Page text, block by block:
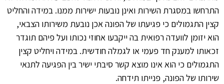
התרחשו במסגרת השירות ואינן נובעות ישירות ממנו. במידה והחליט
קצין התגמולים כי פגיעתו של הפונה אכן נובעת משירותו הצבאי,
הוא יזומן לוועדה רפואית בה ייקבעו אחוזי נכותו ועל פיהם תוגדר
זכאותו למענק חד פעמי או לגמלה חודשית. במידה ויחליט קצין
התגמולים כי הוא אינו מוצא קשר סיבתי ישיר בין הפגיעה לתנאי
שירותו של הפונה, פנייתו תידחה.